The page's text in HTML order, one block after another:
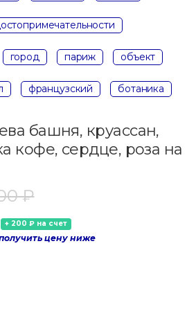
город париж объект
французский ботаника
башня, круассан,
кофе, сердце, роза на
₽
+ 200 ₽ на счет
цену ниже